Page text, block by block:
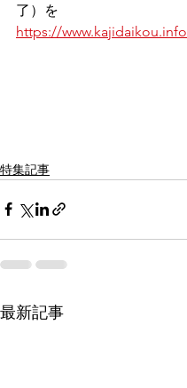
了）を
https://www.kajidaikou.info
特集記事
最新記事